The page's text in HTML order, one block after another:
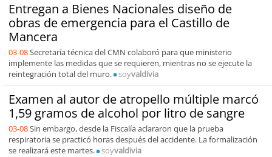
Entregan a Bienes Nacionales diseño de
obras de emergencia para el Castillo de
Mancera
03-08Secretaría técnica del CMN colaboró para que ministerio
implemente las medidas que se requieren, mientras no se ejecute la
reintegración total del muro.
soyvaldivia
Examen al autor de atropello múltiple marcó
1,59 gramos de alcohol por litro de sangre
03-08Sin embargo, desde la Fiscalía aclararon que la prueba
respiratoria se practicó horas después del accidente. La formalización
se realizará este martes.
soyvaldivia